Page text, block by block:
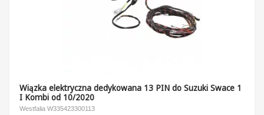
Wiązka elektryczna dedykowana 13 PIN do Suzuki Swace 1
I Kombi od 10/2020
Westfalia W335423300113